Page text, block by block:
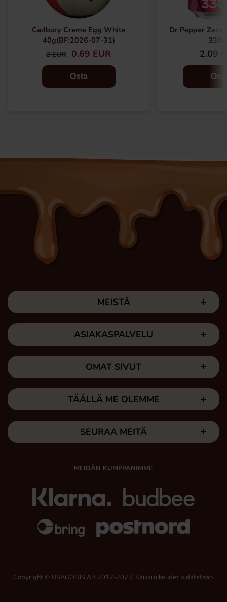
Cadbury Creme Egg White
40g(BF:2026-07-31)
2 EUR 0.69 EUR
Osta
Dr Pepper Zero
2.09
MEISTÄ
ASIAKASPALVELU
OMAT SIVUT
TÄÄLLÄ ME OLEMME
SEURAA MEITÄ
MEIDÄN KUMPPANIMME
Copyright © USAGODIS AB 2012-2023, Kaikki oikeudet pidätetään.